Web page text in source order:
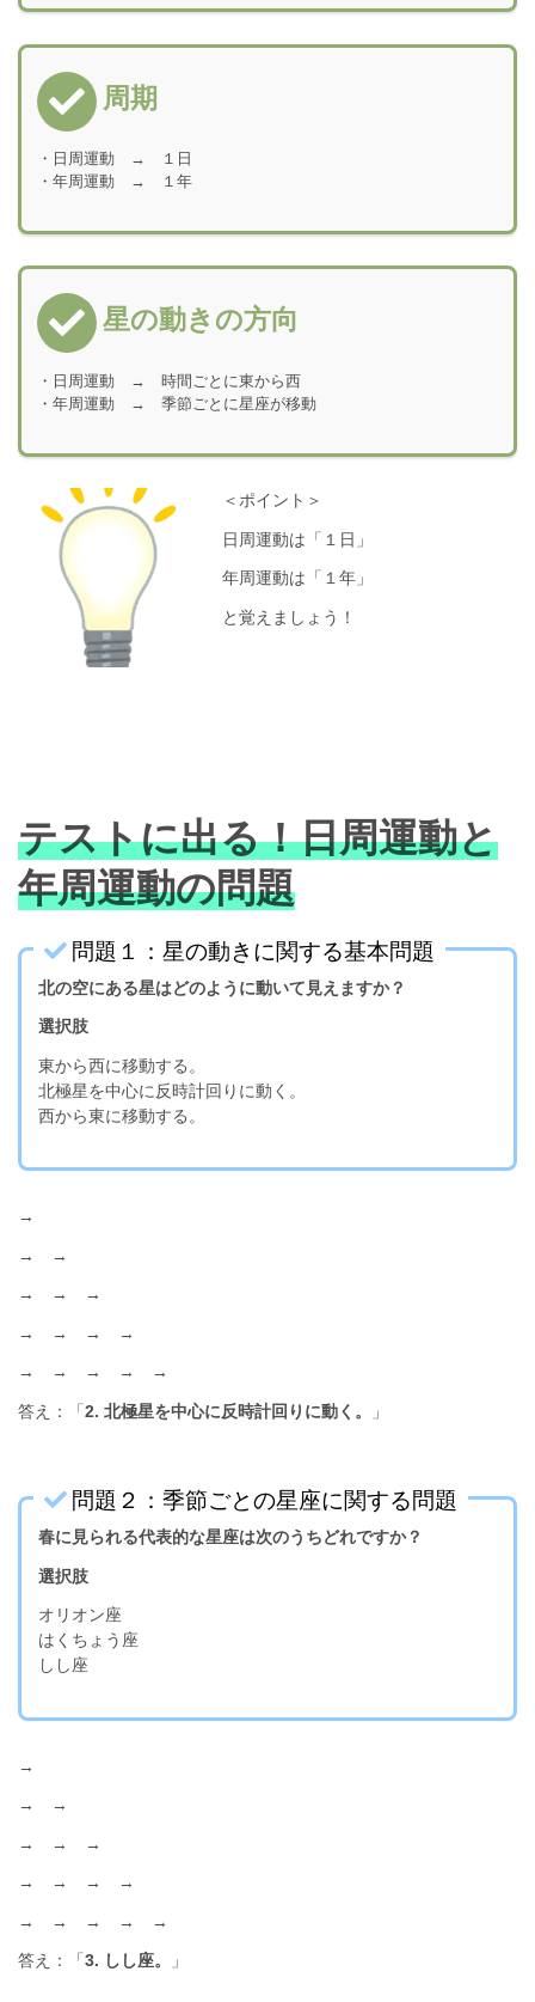
周期
・日周運動 → １日
・年周運動 → １年
星の動きの方向
・日周運動 → 時間ごとに東から西
・年周運動 → 季節ごとに星座が移動
＜ポイント＞
日周運動は「１日」
年周運動は「１年」
と覚えましょう！
テストに出る！日周運動と
年周運動の問題
問題１：星の動きに関する基本問題
北の空にある星はどのように動いて見えますか？
選択肢
東から西に移動する。
北極星を中心に反時計回りに動く。
西から東に移動する。
→
→ →
→ → →
→ → → →
→ → → → →
答え：「 2. 北極星を中心に反時計回りに動く。 」
問題２：季節ごとの星座に関する問題
春に見られる代表的な星座は次のうちどれですか？
選択肢
オリオン座
はくちょう座
しし座
→
→ →
→ → →
→ → → →
→ → → → →
答え：「 3. しし座。 」